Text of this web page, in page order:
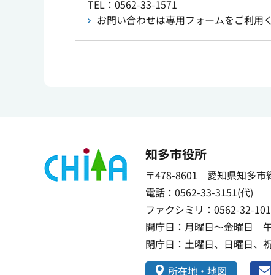
TEL ：0562-33-1571
お問い合わせは専用フォームをご利用
知多市役所
〒478-8601 愛知県知多市
電話：0562-33-3151(代)
ファクシミリ：0562-32-
開庁日：月曜日～金曜日
閉庁日：土曜日、日曜日、
所在地・地図